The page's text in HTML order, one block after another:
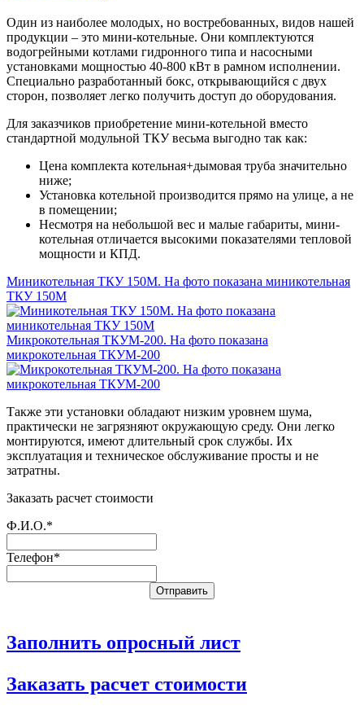
Один из наиболее молодых, но востребованных, видов нашей
продукции – это мини-котельные. Они комплектуются
водогрейными котлами гидронного типа и насосными
установками мощностью 40-800 кВт в рамном исполнении.
Специально разработанный бокс, открывающийся с двух
сторон, позволяет легко получить доступ до оборудования.
Для заказчиков приобретение мини-котельной вместо
стандартной модульной ТКУ весьма выгодно так как:
Цена комплекта котельная+дымовая труба значительно
ниже;
Установка котельной производится прямо на улице, а не
в помещении;
Несмотря на небольшой вес и малые габариты, мини-
котельная отличается высокими показателями тепловой
мощности и КПД.
Миникотельная ТКУ 150М. На фото показана миникотельная
ТКУ 150М
Микрокотельная ТКУМ-200. На фото показана
микрокотельная ТКУМ-200
Также эти установки обладают низким уровнем шума,
практически не загрязняют окружающую среду. Они легко
монтируются, имеют длительный срок службы. Их
эксплуатация и техническое обслуживание просты и не
затратны.
Заказать расчет стоимости
Ф.И.О.*
Телефон*
Заполнить опросный лист
Заказать расчет стоимости